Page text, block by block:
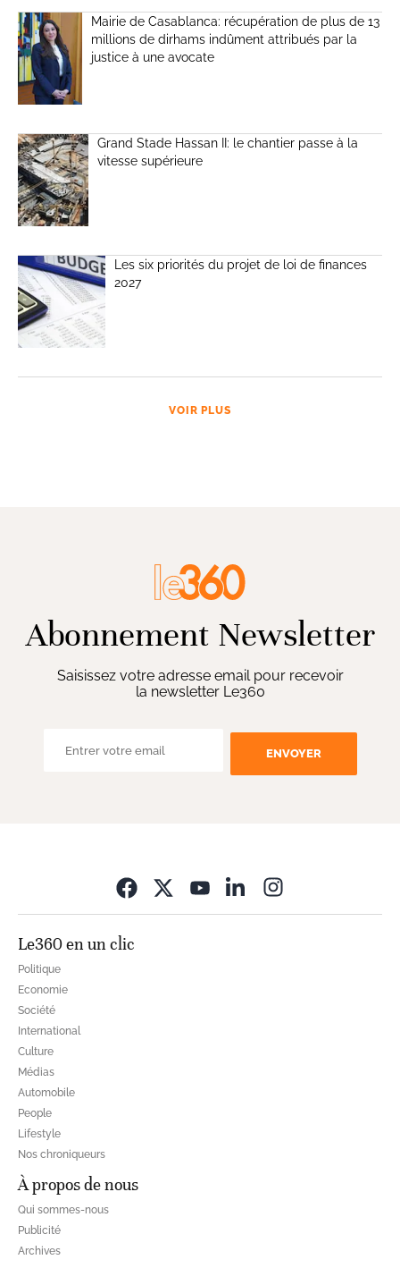
Mairie de Casablanca: récupération de plus de 13
millions de dirhams indûment attribués par la
justice à une avocate
Grand Stade Hassan II: le chantier passe à la
vitesse supérieure
Les six priorités du projet de loi de finances
2027
VOIR PLUS
Abonnement Newsletter
Saisissez votre adresse email pour recevoir
la newsletter Le360
ENVOYER
Le360 en un clic
Politique
Economie
Société
International
Culture
Médias
Automobile
People
Lifestyle
Nos chroniqueurs
À propos de nous
Qui sommes-nous
Publicité
Archives